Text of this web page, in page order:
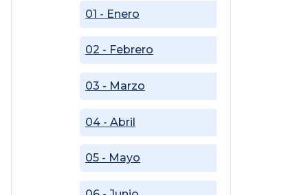
01 - Enero
02 - Febrero
03 - Marzo
04 - Abril
05 - Mayo